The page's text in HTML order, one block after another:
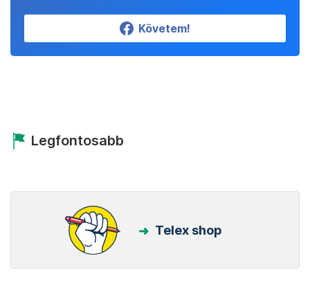
Követem!
Legfontosabb
Telex shop